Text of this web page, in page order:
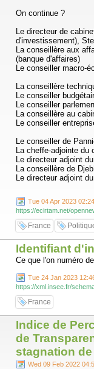
On continue ?
Le directeur de
d'investissement),
La conseillère aux
(banque d'affaires)
Le conseiller macro-
La conseillère
Le conseiller
Le conseiller
La conseillère au
Le conseiller
Le conseiller de
La cheffe-adjointe du
Le directeur adjoint
La conseillère de
Le directeur adjoint
Le conseiller com de
Le conseiller
Ramon Fernandez,
Le "Monsieur
secteur
Alexis Kohler,
@Cdenquete
https://www.france.tv/
kohler-l-homme-de-l-
Pour rappel : Article
L'agent public
et probité.
L'agent public veille
situations de conflit
Tue 04 Apr 2023
https://ecirtam.net/
France
Identifiant
Ce que l'on numéro
Tue 24 Jan 2023
https://xml.insee.fr/
France
Indice de
de
stagnation
Wed 09 Feb 2022